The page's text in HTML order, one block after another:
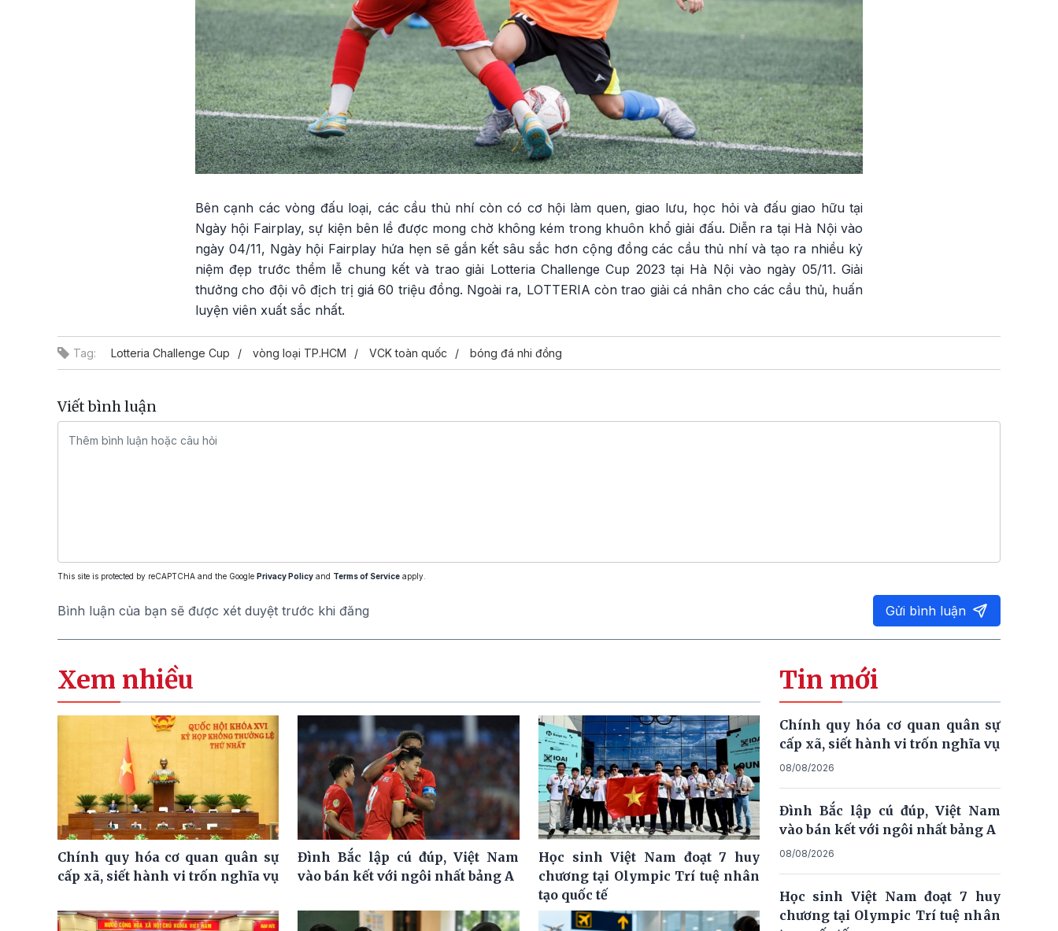
Bên cạnh các vòng đấu loại, các cầu thủ nhí còn có cơ hội làm quen, giao lưu, học hỏi và đấu giao hữu tại
Ngày hội Fairplay, sự kiện bên lề được mong chờ không kém trong khuôn khổ giải đấu. Diễn ra tại Hà Nội vào
ngày 04/11, Ngày hội Fairplay hứa hẹn sẽ gắn kết sâu sắc hơn cộng đồng các cầu thủ nhí và tạo ra nhiều kỷ
niệm đẹp trước thềm lễ chung kết và trao giải Lotteria Challenge Cup 2023 tại Hà Nội vào ngày 05/11. Giải
thưởng cho đội vô địch trị giá 60 triệu đồng. Ngoài ra, LOTTERIA còn trao giải cá nhân cho các cầu thủ, huấn
luyện viên xuất sắc nhất.
Tag: Lotteria Challenge Cup vòng loại TP.HCM VCK toàn quốc bóng đá nhi đồng
Viết bình luận
This site is protected by reCAPTCHA and the Google Privacy Policy and Terms of Service apply.
Bình luận của bạn sẽ được xét duyệt trước khi đăng Gửi bình luận
Xem nhiều
Chính quy hóa cơ quan quân sự
cấp xã, siết hành vi trốn nghĩa vụ
Đình Bắc lập cú đúp, Việt Nam
vào bán kết với ngôi nhất bảng A
Học sinh Việt Nam đoạt 7 huy
chương tại Olympic Trí tuệ nhân
tạo quốc tế
Tin mới
Chính quy hóa cơ quan quân sự
cấp xã, siết hành vi trốn nghĩa vụ
08/08/2026
Đình Bắc lập cú đúp, Việt Nam
vào bán kết với ngôi nhất bảng A
08/08/2026
Học sinh Việt Nam đoạt 7 huy
chương tại Olympic Trí tuệ nhân